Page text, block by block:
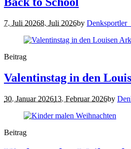
7. Juli 20268. Juli 2026by
Beitrag
Valentinstag in den
30. Januar 202613. Februar 2026by
Beitrag